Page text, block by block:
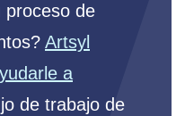
proceso de
Artsyl
a
de trabajo de